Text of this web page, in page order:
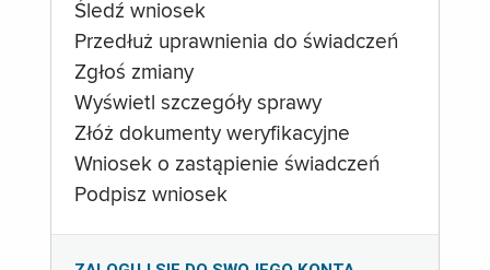
Śledź wniosek
Przedłuż uprawnienia do świadczeń
Zgłoś zmiany
Wyświetl szczegóły sprawy
Złóż dokumenty weryfikacyjne
Wniosek o zastąpienie świadczeń
Podpisz wniosek